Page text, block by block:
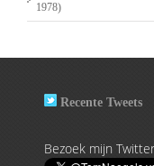
1978)
Recente Tweets
Bezoek mijn